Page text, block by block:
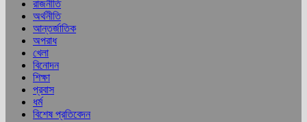
রাজনীতি
অর্থনীতি
আন্তর্জাতিক
অপরাধ
খেলা
বিনোদন
শিক্ষা
প্রবাস
ধর্ম
বিশেষ প্রতিবেদন